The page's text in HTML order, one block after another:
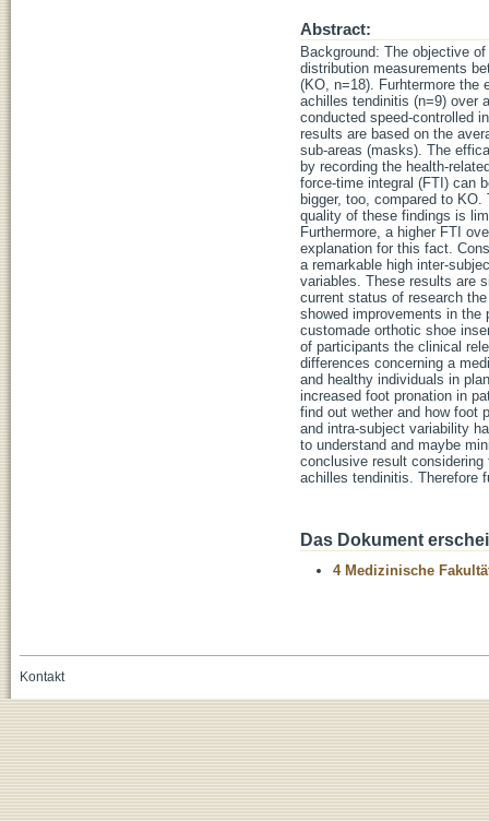
Abstract:
Background: The objective
distribution measurements
(KO, n=18). Furhtermore the
achilles tendinitis (n=9) over
conducted speed-controlled
results are based on the
sub-areas (masks). The
by recording the health-
force-time integral (FTI) can
bigger, too, compared to
quality of these findings is
Furthermore, a higher FTI
explanation for this fact.
a remarkable high inter-
variables. These results are
current status of research
showed improvements in the
customade orthotic shoe
of participants the clinical
differences concerning a
and healthy individuals in
increased foot pronation in
find out wether and how foot
and intra-subject variability
to understand and maybe
conclusive result
achilles tendinitis. Therefore
Das Dokument
4 Medizinische
Kontakt